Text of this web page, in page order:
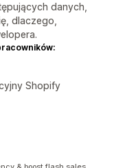
danych,
dlaczego,
Shopify